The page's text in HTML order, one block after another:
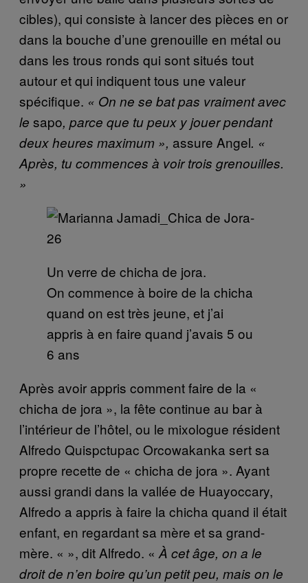
cibles), qui consiste à lancer des pièces en or
dans la bouche d’une grenouille en métal ou
dans les trous ronds qui sont situés tout
autour et qui indiquent tous une valeur
spécifique. « On ne se bat pas vraiment avec
le sapo, parce que tu peux y jouer pendant
deux heures maximum », assure Angel. «
Après, tu commences à voir trois grenouilles.
»
Un verre de chicha de jora.
On commence à boire de la chicha
quand on est très jeune, et j’ai
appris à en faire quand j’avais 5 ou
6 ans
Après avoir appris comment faire de la «
chicha de jora », la fête continue au bar à
l’intérieur de l’hôtel, ou le mixologue résident
Alfredo Quispctupac Orcowakanka sert sa
propre recette de « chicha de jora ». Ayant
aussi grandi dans la vallée de Huayoccary,
Alfredo a appris à faire la chicha quand il était
enfant, en regardant sa mère et sa grand-
mère. « », dit Alfredo. « À cet âge, on a le
droit de n’en boire qu’un petit peu, mais on le